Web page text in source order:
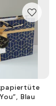
Blau